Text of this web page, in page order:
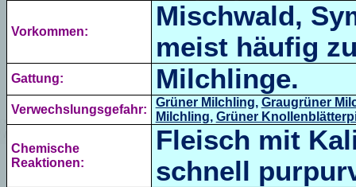
Vorkommen:
Mischwald,
meist häufig
Gattung: Milchlinge.
Verwechslungsgefahr:
Grüner Milchling, Graugrüner
Milchling, Grüner
Chemische
Reaktionen:
Fleisch mit
schnell